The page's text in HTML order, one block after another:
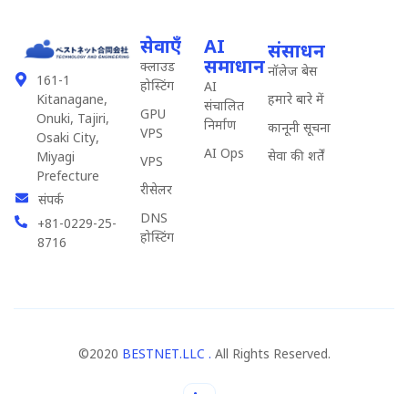
161-1
Kitanagane,
Onuki, Tajiri,
Osaki City,
Miyagi
Prefecture
संपर्क
+81-0229-25-
8716
सेवाएँ
क्लाउड
होस्टिंग
GPU
VPS
VPS
रीसेलर
DNS
होस्टिंग
AI
समाधान
AI
संचालित
निर्माण
AI Ops
संसाधन
नॉलेज बेस
हमारे बारे में
कानूनी सूचना
सेवा की शर्तें
©2020 BESTNET.LLC . All Rights Reserved.